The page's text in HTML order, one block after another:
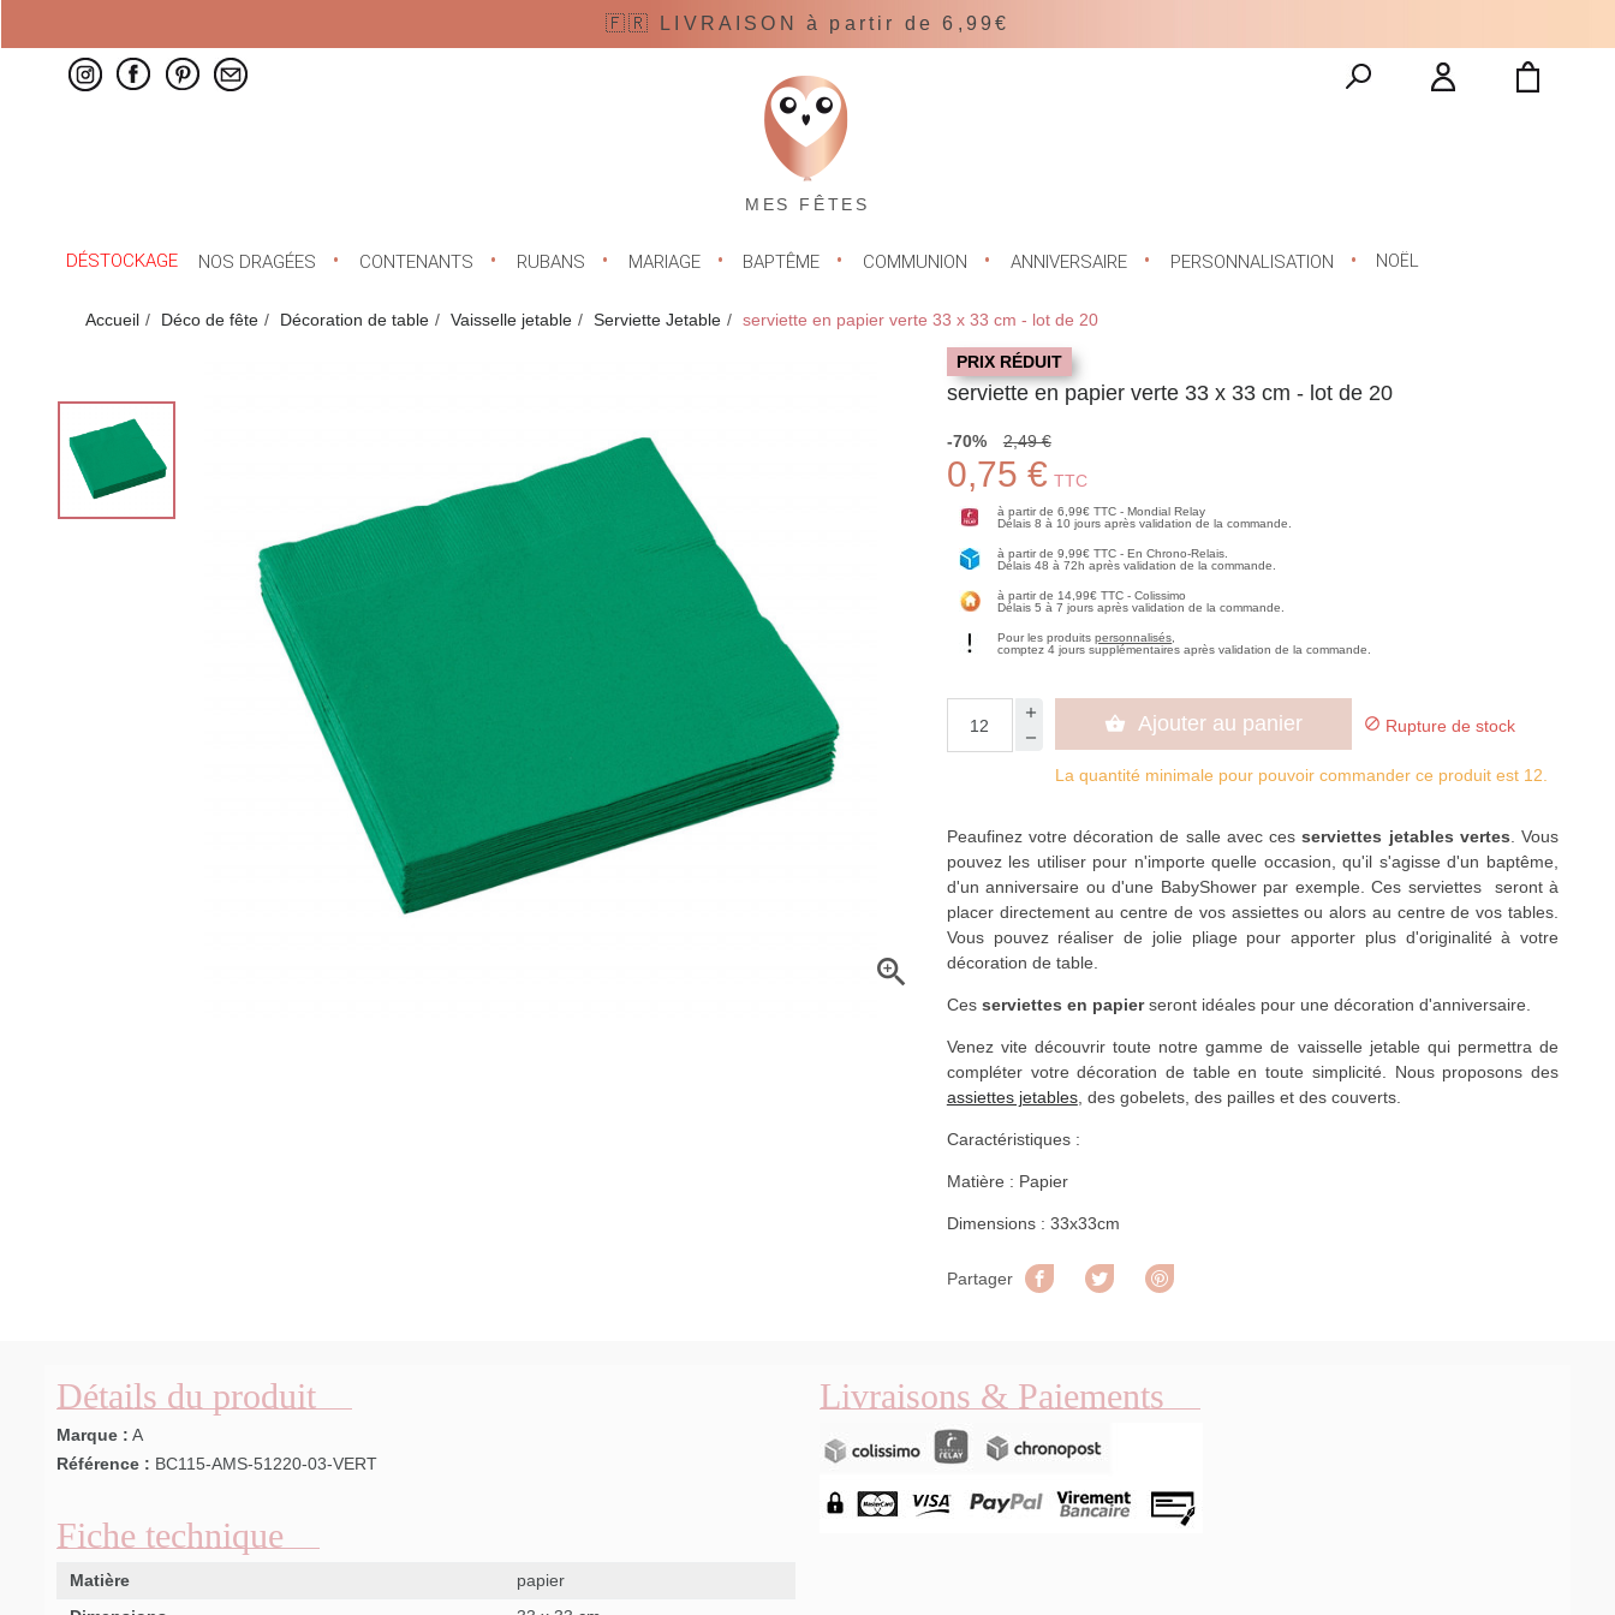
🇫🇷 LIVRAISON à partir de 6,99€
MES FÊTES
DÉSTOCKAGE NOS DRAGÉES CONTENANTS RUBANS MARIAGE BAPTÊME COMMUNION ANNIVERSAIRE PERSONNALISATION NOËL
Accueil Déco de fête Décoration de table Vaisselle jetable Serviette Jetable serviette en papier verte 33 x 33 cm - lot de 20

PRIX RÉDUIT
serviette en papier verte 33 x 33 cm - lot de 20
-70% 2,49 €
0,75 € TTC
à partir de 6,99€ TTC - Mondial Relay
Délais 8 à 10 jours après validation de la commande.
à partir de 9,99€ TTC - En Chrono-Relais.
Délais 48 à 72h après validation de la commande.
à partir de 14,99€ TTC - Colissimo
Délais 5 à 7 jours après validation de la commande.
Pour les produitspersonnalisés
comptez 4 jours supplémentaires après validation de la commande.
 Ajouter au panier  Rupture de stock
La quantité minimale pour pouvoir commander ce produit est 12.
Peaufinez votre décoration de salle avec cesserviettes jetables vertes . Vous
pouvez les utiliser pour n'importe quelle occasion, qu'il s'agisse d'un baptême,
d'un anniversaire ou d'une BabyShower par exemple. Ces serviettes seront à
placer directement au centre de vos assiettes ou alors au centre de vos tables.
Vous pouvez réaliser de jolie pliage pour apporter plus d'originalité à votre
décoration de table.
Ces serviettes en papierseront idéales pour une décoration d'anniversaire.
Venez vite découvrir toute notre gamme de vaisselle jetable qui permettra de
compléter votre décoration de table en toute simplicité. Nous proposons des
assiettes jetables, des gobelets, des pailles et des couverts.
Caractéristiques :
Matière : Papier
Dimensions : 33x33cm
Partager Partager Tweet
Détails du produit
Marque : A
Référence : BC115-AMS-51220-03-VERT
Fiche technique
Matière
papier
Livraisons & Paiements